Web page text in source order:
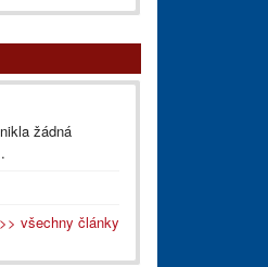
žádná
>> všechny články